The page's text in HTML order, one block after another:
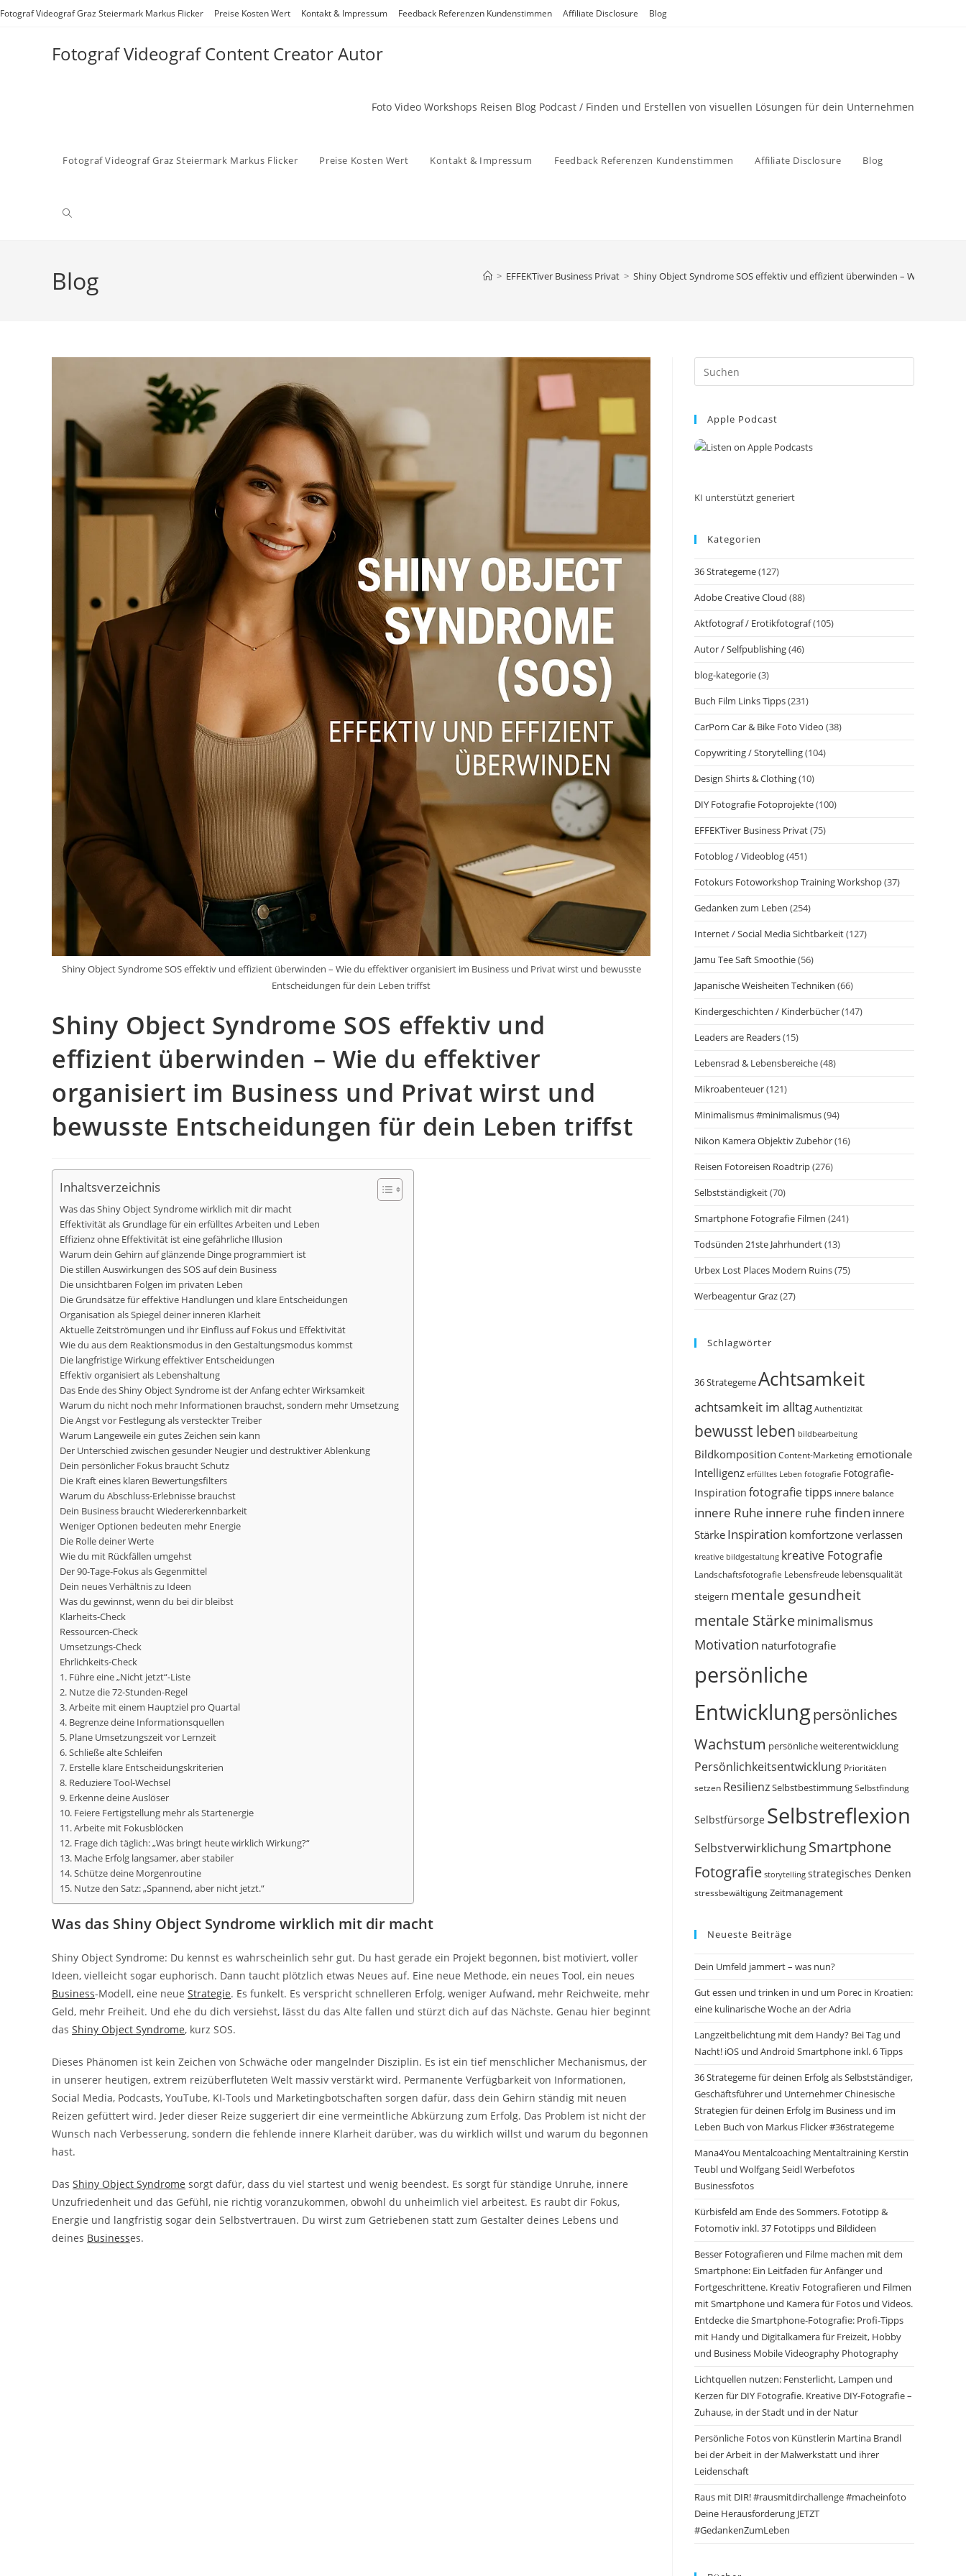
Zum
Fotograf Videograf Graz Steiermark Markus Flicker Preise Kosten Wert Kontakt & Impressum Feedback Referenzen Kundenstimmen Affiliate Disclosure Blog
Fotograf Videograf Content Creator Autor
Foto Video Workshops Reisen Blog Podcast / Finden und Erstellen von visuellen Lösungen für dein Unternehmen
Fotograf Videograf Graz Steiermark Markus Flicker Preise Kosten Wert Kontakt & Impressum Feedback Referenzen Kundenstimmen Affiliate Disclosure Blog
Website-
Blog > EFFEKTiver Business Privat > Shiny Object Syndrome SOS effektiv und effizient überwinden – Wie du
Shiny Object Syndrome SOS effektiv und effizient überwinden – Wie du effektiver organisiert im Business und Privat wirst und bewusste
Entscheidungen für dein Leben triffst
Shiny Object Syndrome SOS effektiv und
effizient überwinden – Wie du effektiver
organisiert im Business und Privat wirst und
bewusste Entscheidungen für dein Leben triffst
Inhaltsverzeichnis
Was das Shiny Object Syndrome wirklich mit dir macht
Effektivität als Grundlage für ein erfülltes Arbeiten und Leben
Effizienz ohne Effektivität ist eine gefährliche Illusion
Warum dein Gehirn auf glänzende Dinge programmiert ist
Die stillen Auswirkungen des SOS auf dein Business
Die unsichtbaren Folgen im privaten Leben
Die Grundsätze für effektive Handlungen und klare Entscheidungen
Organisation als Spiegel deiner inneren Klarheit
Aktuelle Zeitströmungen und ihr Einfluss auf Fokus und Effektivität
Wie du aus dem Reaktionsmodus in den Gestaltungsmodus kommst
Die langfristige Wirkung effektiver Entscheidungen
Effektiv organisiert als Lebenshaltung
Das Ende des Shiny Object Syndrome ist der Anfang echter Wirksamkeit
Warum du nicht noch mehr Informationen brauchst, sondern mehr Umsetzung
Die Angst vor Festlegung als versteckter Treiber
Warum Langeweile ein gutes Zeichen sein kann
Der Unterschied zwischen gesunder Neugier und destruktiver Ablenkung
Dein persönlicher Fokus braucht Schutz
Die Kraft eines klaren Bewertungsfilters
Warum du Abschluss-Erlebnisse brauchst
Dein Business braucht Wiedererkennbarkeit
Weniger Optionen bedeuten mehr Energie
Die Rolle deiner Werte
Wie du mit Rückfällen umgehst
Der 90-Tage-Fokus als Gegenmittel
Dein neues Verhältnis zu Ideen
Was du gewinnst, wenn du bei dir bleibst
Klarheits-Check
Ressourcen-Check
Umsetzungs-Check
Ehrlichkeits-Check
1. Führe eine „Nicht jetzt“-Liste
2. Nutze die 72-Stunden-Regel
3. Arbeite mit einem Hauptziel pro Quartal
4. Begrenze deine Informationsquellen
5. Plane Umsetzungszeit vor Lernzeit
6. Schließe alte Schleifen
7. Erstelle klare Entscheidungskriterien
8. Reduziere Tool-Wechsel
9. Erkenne deine Auslöser
10. Feiere Fertigstellung mehr als Startenergie
11. Arbeite mit Fokusblöcken
12. Frage dich täglich: „Was bringt heute wirklich Wirkung?“
13. Mache Erfolg langsamer, aber stabiler
14. Schütze deine Morgenroutine
15. Nutze den Satz: „Spannend, aber nicht jetzt.“
Was das Shiny Object Syndrome wirklich mit dir macht
Shiny Object Syndrome: Du kennst es wahrscheinlich sehr gut. Du hast gerade ein Projekt begonnen, bist motiviert, voller
Ideen, vielleicht sogar euphorisch. Dann taucht plötzlich etwas Neues auf. Eine neue Methode, ein neues Tool, ein neues
Business-Modell, eine neue Strategie. Es funkelt. Es verspricht schnelleren Erfolg, weniger Aufwand, mehr Reichweite, mehr
Geld, mehr Freiheit. Und ehe du dich versiehst, lässt du das Alte fallen und stürzt dich auf das Nächste. Genau hier beginnt
das Shiny Object Syndrome, kurz SOS.
Dieses Phänomen ist kein Zeichen von Schwäche oder mangelnder Disziplin. Es ist ein tief menschlicher Mechanismus, der
in unserer heutigen, extrem reizüberfluteten Welt massiv verstärkt wird. Permanente Verfügbarkeit von Informationen,
Social Media, Podcasts, YouTube, KI-Tools und Marketingbotschaften sorgen dafür, dass dein Gehirn ständig mit neuen
Reizen gefüttert wird. Jeder dieser Reize suggeriert dir eine vermeintliche Abkürzung zum Erfolg. Das Problem ist nicht der
Wunsch nach Verbesserung, sondern die fehlende innere Klarheit darüber, was du wirklich willst und warum du begonnen
hast.
Das Shiny Object Syndrome sorgt dafür, dass du viel startest und wenig beendest. Es sorgt für ständige Unruhe, innere
Unzufriedenheit und das Gefühl, nie richtig voranzukommen, obwohl du unheimlich viel arbeitest. Es raubt dir Fokus,
Energie und langfristig sogar dein Selbstvertrauen. Du wirst zum Getriebenen statt zum Gestalter deines Lebens und
deines Businesses.
Escape
Apple Podcast
KI unterstützt generiert
Kategorien
36 Strategeme(127)
Adobe Creative Cloud (88)
Aktfotograf / Erotikfotograf(105)
Autor / Selfpublishing(46)
blog-kategorie(3)
Buch Film Links Tipps(231)
CarPorn Car & Bike Foto Video (38)
Copywriting / Storytelling(104)
Design Shirts & Clothing(10)
DIY Fotografie Fotoprojekte(100)
EFFEKTiver Business Privat(75)
Fotoblog / Videoblog(451)
Fotokurs Fotoworkshop Training Workshop(37)
Gedanken zum Leben (254)
Internet / Social Media Sichtbarkeit(127)
Jamu Tee Saft Smoothie(56)
Japanische Weisheiten Techniken (66)
Kindergeschichten / Kinderbücher(147)
Leaders are Readers(15)
Lebensrad & Lebensbereiche(48)
Mikroabenteuer(121)
Minimalismus #minimalismus(94)
Nikon Kamera Objektiv Zubehör(16)
Reisen Fotoreisen Roadtrip(276)
Selbstständigkeit(70)
Smartphone Fotografie Filmen (241)
Todsünden 21ste Jahrhundert(13)
Urbex Lost Places Modern Ruins(75)
Werbeagentur Graz(27)
Schlagwörter
36 StrategemeAchtsamkeit
achtsamkeit im alltag Authentizität
bewusst leben bildbearbeitung
Bildkomposition Content-Marketingemotionale
Intelligenz erfülltes Leben fotografie Fotografie-
Inspiration fotografie tipps innere balance
innere Ruhe innere ruhe finden innere
Stärke Inspiration komfortzone verlassen
kreative bildgestaltung kreative Fotografie
Landschaftsfotografie Lebensfreude lebensqualität
steigern mentale gesundheit
mentale Stärkeminimalismus
Motivation naturfotografie
persönliche
Entwicklungpersönliches
Wachstum persönliche weiterentwicklung
Persönlichkeitsentwicklung Prioritäten
setzen ResilienzSelbstbestimmungSelbstfindung
Selbstfürsorge Selbstreflexion
SelbstverwirklichungSmartphone
Fotografie storytelling strategisches Denken
stressbewältigung Zeitmanagement
Neueste Beiträge
Dein Umfeld jammert – was nun?
Gut essen und trinken in und um Porec in Kroatien:
eine kulinarische Woche an der Adria
Langzeitbelichtung mit dem Handy? Bei Tag und
Nacht! iOS und Android Smartphone inkl. 6 Tipps
36 Strategeme für deinen Erfolg als Selbstständiger,
Geschäftsführer und Unternehmer Chinesische
Strategien für deinen Erfolg im Business und im
Leben Buch von Markus Flicker #36strategeme
Mana4You Mentalcoaching Mentaltraining Kerstin
Teubl und Wolfgang Seidl Werbefotos
Businessfotos
Kürbisfeld am Ende des Sommers. Fototipp &
Fotomotiv inkl. 37 Fototipps und Bildideen
Besser Fotografieren und Filme machen mit dem
Smartphone: Ein Leitfaden für Anfänger und
Fortgeschrittene. Kreativ Fotografieren und Filmen
mit Smartphone und Kamera für Fotos und Videos.
Entdecke die Smartphone-Fotografie: Profi-Tipps
mit Handy und Digitalkamera für Freizeit, Hobby
und Business Mobile Videography Photography
Lichtquellen nutzen: Fensterlicht, Lampen und
Kerzen für DIY Fotografie. Kreative DIY-Fotografie –
Zuhause, in der Stadt und in der Natur
Persönliche Fotos von Künstlerin Martina Brandl
bei der Arbeit in der Malwerkstatt und ihrer
Leidenschaft
Raus mit DIR! #rausmitdirchallenge #macheinfoto
Deine Herausforderung JETZT
#GedankenZumLeben